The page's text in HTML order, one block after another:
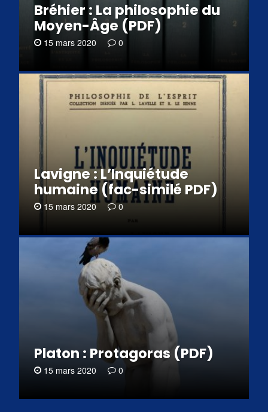
Bréhier : La philosophie du
Moyen-Âge (PDF)
15 mars 2020 0
Lavigne : L’Inquiétude
humaine (fac-similé PDF)
15 mars 2020 0
Platon : Protagoras (PDF)
15 mars 2020 0